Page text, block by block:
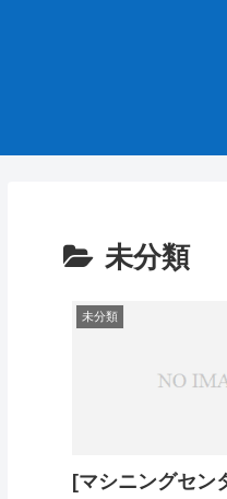
未分類
未分類
[マシニングセン